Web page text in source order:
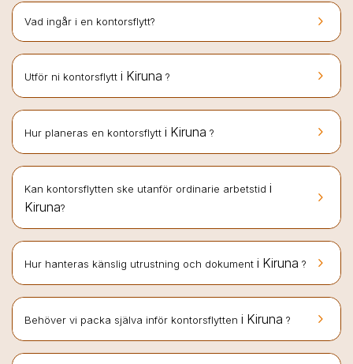
keyboard_arrow_right
Vad ingår i en kontorsflytt?
keyboard_arrow_right
Utför ni kontorsflytt i Kiruna ?
keyboard_arrow_right
Hur planeras en kontorsflytt i Kiruna ?
keyboard_arrow_right
Kan kontorsflytten ske utanför ordinarie arbetstid i
Kiruna?
keyboard_arrow_right
Hur hanteras känslig utrustning och dokument i Kiruna ?
keyboard_arrow_right
Behöver vi packa själva inför kontorsflytten i Kiruna ?